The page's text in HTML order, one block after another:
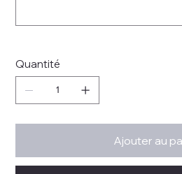
Quantité
Ajouter au